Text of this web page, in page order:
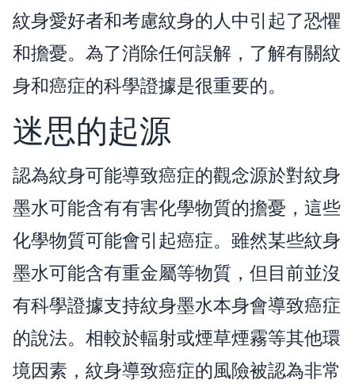
紋身愛好者和考慮紋身的人中引起了恐懼
和擔憂。為了消除任何誤解，了解有關紋
身和癌症的科學證據是很重要的。
迷思的起源
認為紋身可能導致癌症的觀念源於對紋身
墨水可能含有有害化學物質的擔憂，這些
化學物質可能會引起癌症。雖然某些紋身
墨水可能含有重金屬等物質，但目前並沒
有科學證據支持紋身墨水本身會導致癌症
的說法。相較於輻射或煙草煙霧等其他環
境因素，紋身導致癌症的風險被認為非常